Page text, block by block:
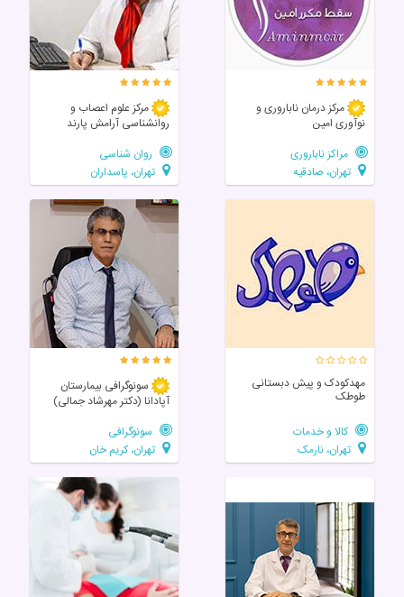
مرکز درمان ناباروری و
نوآوری امین
مراکز ناباروری
تهران، صادقیه
مرکز علوم اعصاب و
روانشناسی آرامش پارند
روان شناسی
تهران، پاسداران
مهدکودک و پیش دبستانی
طوطک
کالا و خدمات
تهران، نارمک
سونوگرافی بیمارستان
آپادانا (دکتر مهرشاد جمالی)
سونوگرافی
تهران، کریم خان